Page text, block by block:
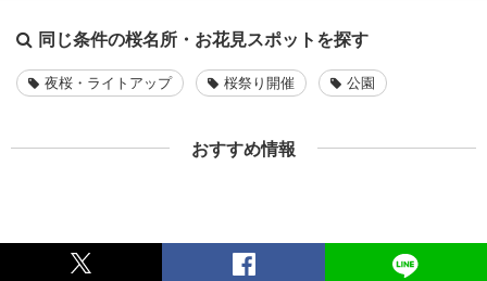
同じ条件の桜名所・お花見スポットを探す
夜桜・ライトアップ 桜祭り開催 公園
おすすめ情報